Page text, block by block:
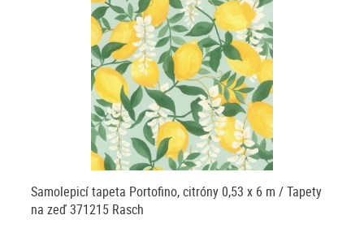
Samolepicí tapeta Portofino, citróny 0,53 x 6 m / Tapety
na zeď 371215 Rasch